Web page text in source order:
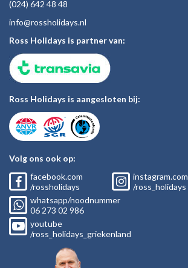
(024) 642 48 48
info@rossholidays.nl
Ross Holidays is partner van:
Ross Holidays is aangesloten bij:
Volg ons ook op:
facebook.com
/rossholidays
instagram.com
/ross_holidays
whatsapp/noodnummer
06 273 02 986
youtube
/ross_holidays_griekenland